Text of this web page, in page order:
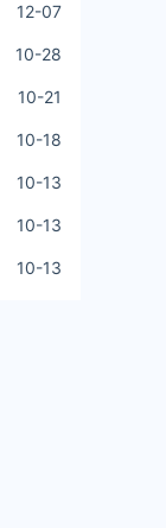
12-07
10-28
10-21
10-18
10-13
10-13
10-13